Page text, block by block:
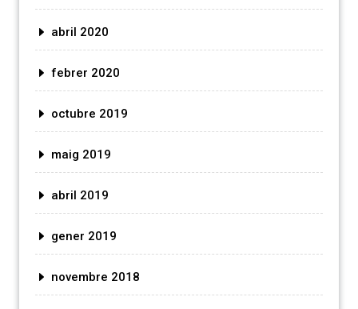
abril 2020
febrer 2020
octubre 2019
maig 2019
abril 2019
gener 2019
novembre 2018